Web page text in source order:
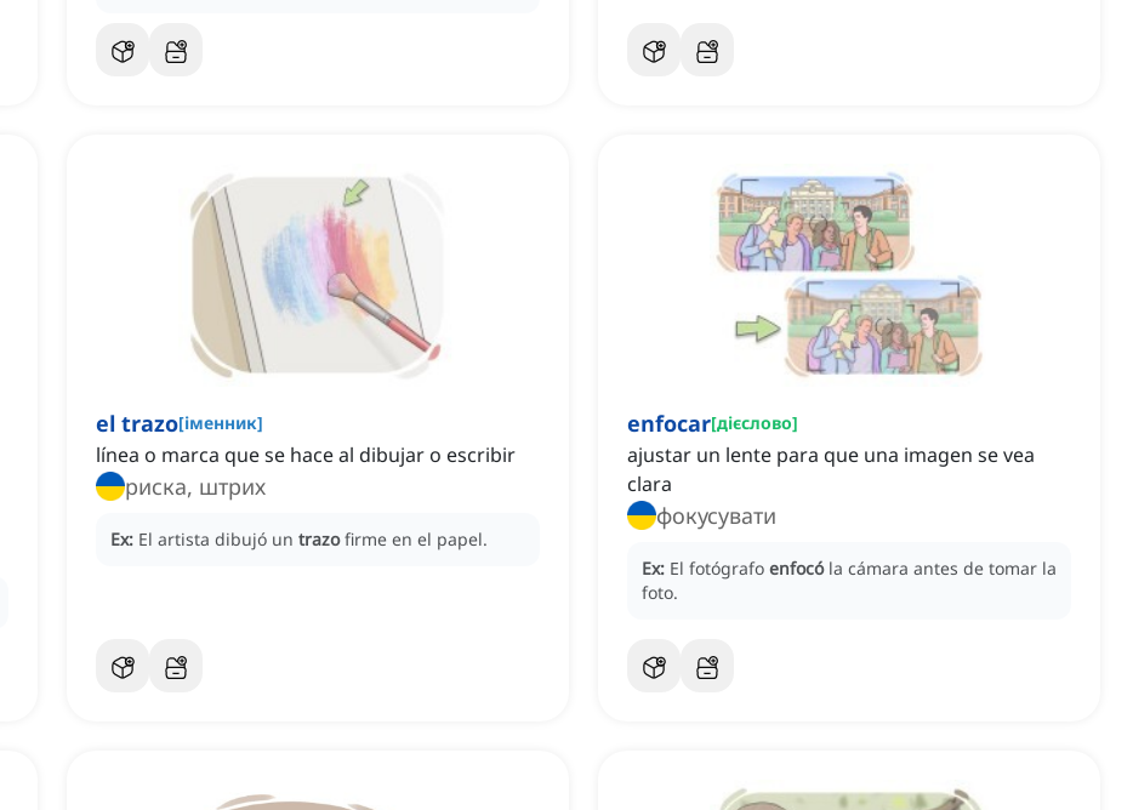
el trazo[іменник]
línea o marca que se hace al dibujar o escribir
риска, штрих
Ex: El artista dibujó un trazo firme en el papel.
enfocar[дієслово]
ajustar un lente para que una imagen se vea
clara
фокусувати
Ex: El fotógrafo enfocó la cámara antes de tomar la
foto.